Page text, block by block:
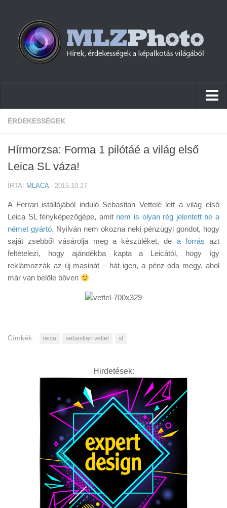
Hírek
Cikkek
Tudástár
Tanácsok
Érdekességek
Helyszíni Riport
ÉRDEKESSÉGEK
Hírmorzsa: Forma 1 pilótáé a világ első
Leica SL váza!
ÍRTA: MLACA· 2015.10.27
A Ferrari istállójából induló Sebastian Vettelé lett a világ első
Leica SL fényképezőgépe, amit nem is olyan rég jelentett be a
német gyártó. Nyilván nem okozna neki pénzügyi gondot, hogy
saját zsebből vásárolja meg a készüléket, de a forrás azt
feltételezi, hogy ajándékba kapta a Leicától, hogy így
reklámozzák az új masinát – hát igen, a pénz oda megy, ahol
már van belőle bőven
Címkék: leica sebastian vettel sl
Hirdetések: